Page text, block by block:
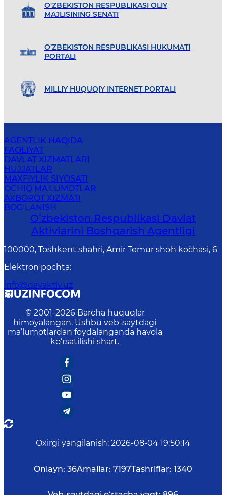
O'ZBEKISTON RESPUBLIKASI OLIY
MAJLISINING SENATI
O’ZBEKISTON RESPUBLIKASI HUKUMATI
PORTALI
MILLIY HUQUQIY INTERNET PORTALI
AGENTLIK HAQIDA
FAOLIYAT
DAVLAT XIZMATLARI
HUJJATLAR
MAXFIYLIK SIYOSATI
OCHIQ MA'LUMOTLAR
AXBOROT XIZMATI
BOG‘LANISH
Oʻzbekiston Respublikasi Davlat
Aktivlarini Boshqarish Agentligi
100000, Toshkent shahri, Amir Temur shoh ko`chasi, 6
Elektron pochta:
info@davaktiv.uz
© 2001-2026 Barcha huquqlar
himoyalangan. Ushbu veb-saytdagi
ma’lumotlardan foydalanganda havola
ko‘rsatilishi shart.
Oxirgi yangilanish: 2026-08-04 19:50:14
Onlayn: 36Amallar: 7197Tashriflar: 1340